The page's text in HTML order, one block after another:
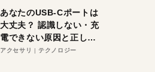
あなたのUSB-Cポートは
大丈夫？ 認識しない・充
電できない原因と正しい
対策
アクセサリ テクノロジー